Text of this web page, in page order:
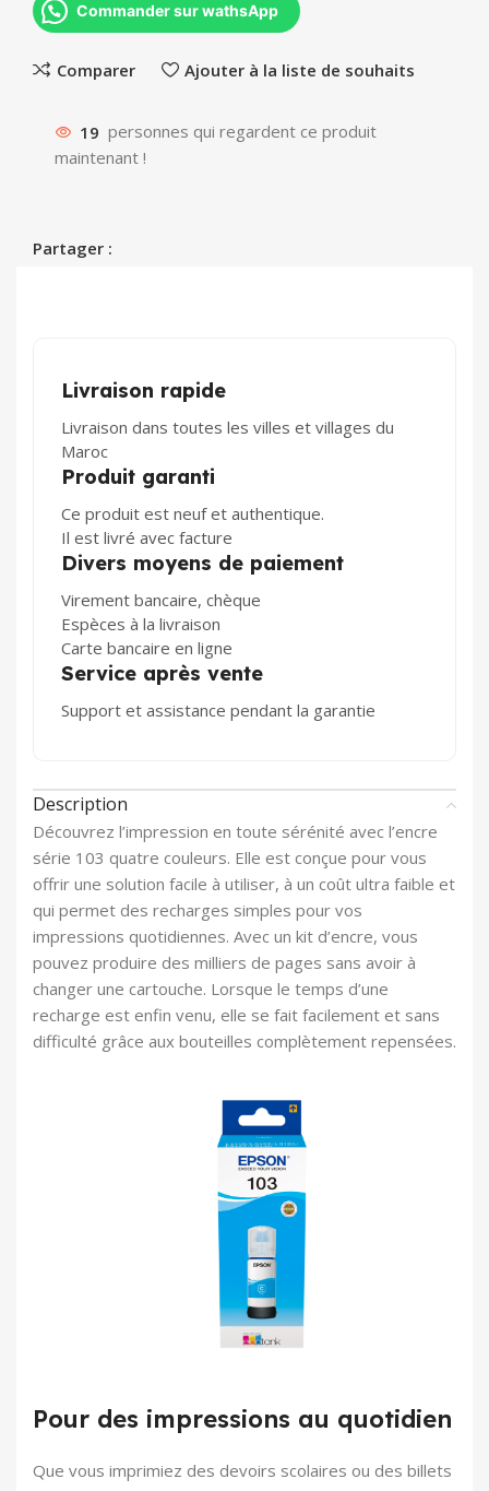
Commander sur wathsApp
Comparer Ajouter à la liste de souhaits
19 personnes qui regardent ce produit
maintenant !
Partager :
Livraison rapide
Livraison dans toutes les villes et villages du
Maroc
Produit garanti
Ce produit est neuf et authentique.
Il est livré avec facture
Divers moyens de paiement
Virement bancaire, chèque
Espèces à la livraison
Carte bancaire en ligne
Service après vente
Support et assistance pendant la garantie
Description
Découvrez l’impression en toute sérénité avec l’encre
série 103 quatre couleurs. Elle est conçue pour vous
offrir une solution facile à utiliser, à un coût ultra faible et
qui permet des recharges simples pour vos
impressions quotidiennes. Avec un kit d’encre, vous
pouvez produire des milliers de pages sans avoir à
changer une cartouche. Lorsque le temps d’une
recharge est enfin venu, elle se fait facilement et sans
difficulté grâce aux bouteilles complètement repensées.
Pour des impressions au quotidien
Que vous imprimiez des devoirs scolaires ou des billets